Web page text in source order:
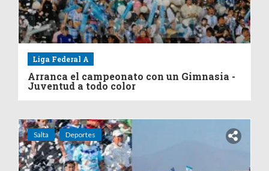
Liga Federal A
Arranca el campeonato con un Gimnasia -
Juventud a todo color
Salta Deportes